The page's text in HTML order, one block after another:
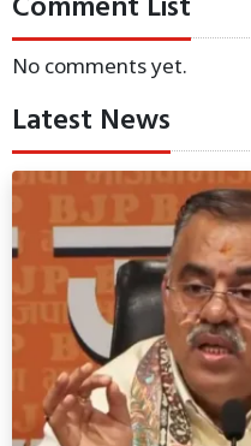
No comments yet.
Latest News